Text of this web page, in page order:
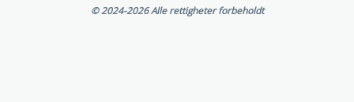
©2024-2026 Alle rettigheter forbeholdt